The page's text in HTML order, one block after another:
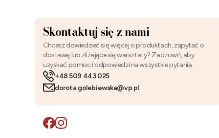
Skontaktuj się z nami
Chcesz dowiedzieć się więcej o produktach, zapytać o
dostawę lub zliżające się warsztaty? Zadzowń, aby
uzyskać pomoc i odpowiedzi na wszystkie pytania.
+48 509 443 025
dorota.golebiewska@vp.pl